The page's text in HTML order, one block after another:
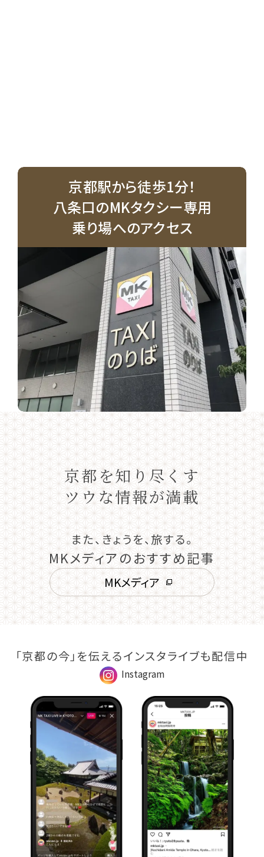
京都駅から徒歩1分！
八条口のMKタクシー専用
乗り場へのアクセス
京都を知り尽くす
ツウな情報が満載
また、きょうを、旅する。
MKメディアのおすすめ記事
MKメディア
「京都の今」を伝えるインスタライブも配信中
Instagram